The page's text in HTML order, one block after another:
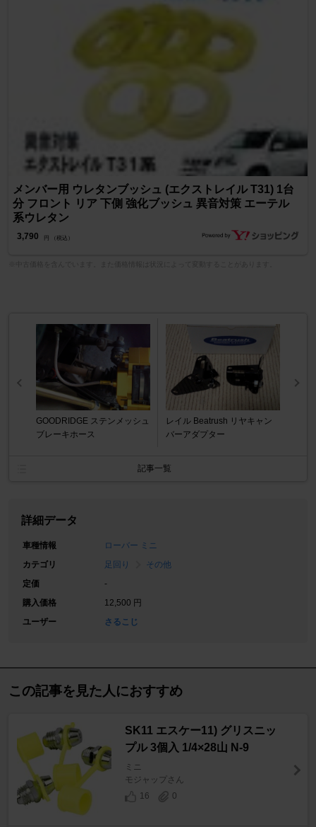
メンバー用 ウレタンブッシュ (エクストレイル T31) 1台
分 フロント リア 下側 強化ブッシュ 異音対策 エーテル
系ウレタン
3,790 円 （税込）
GOODRIDGE ステンメッシュ
ブレーキホース
レイル Beatrush リヤキャン
バーアダプター
記事一覧
詳細データ
車種情報
ローバー ミニ
カテゴリ
足回り
その他
定価
-
購入価格
12,500 円
ユーザー
さるこじ
この記事を見た人におすすめ
SK11 エスケー11) グリスニッ
プル 3個入 1/4×28山 N-9
ミニ
モジャップさん
16
0